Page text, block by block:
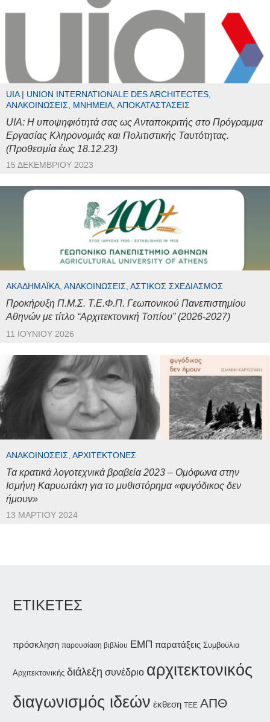
UIA | UNION INTERNATIONALE DES ARCHITECTES,
ΑΝΑΚΟΙΝΏΣΕΙΣ, ΜΝΗΜΕΊΑ, ΑΠΟΚΑΤΑΣΤΆΣΕΙΣ
UIA: Η υποψηφιότητά σας ως Ανταποκριτής στο Πρόγραμμα
Εργασίας Κληρονομιάς και Πολιτιστικής Ταυτότητας.
(Προθεσμία έως 18.12.23)
15 ΔΕΚΕΜΒΡΊΟΥ 2023
ΑΚΑΔΗΜΑΪΚΆ, ΑΝΑΚΟΙΝΏΣΕΙΣ, ΑΣΤΙΚΌΣ ΣΧΕΔΙΑΣΜΌΣ
Προκήρυξη Π.Μ.Σ. Τ.Ε.Φ.Π. Γεωπονικού Πανεπιστημίου
Αθηνών με τίτλο “Αρχιτεκτονική Τοπίου” (2026-2027)
11 ΙΟΥΝΊΟΥ 2026
ΑΝΑΚΟΙΝΏΣΕΙΣ, ΑΡΧΙΤΈΚΤΟΝΕΣ
Τα κρατικά λογοτεχνικά βραβεία 2023 – Ομόφωνα στην
Ισμήνη Καρυωτάκη για το μυθιστόρημα «φυγόδικος δεν
ήμουν»
13 ΜΑΡΤΊΟΥ 2024
ΕΤΙΚΕΤΕΣ
πρόσκληση παρουσίαση βιβλίου ΕΜΠ παρατάξεις Συμβούλια
Αρχιτεκτονικής διάλεξη συνέδριο αρχιτεκτονικός
διαγωνισμός ιδεών έκθεση ΤΕΕ ΑΠΘ